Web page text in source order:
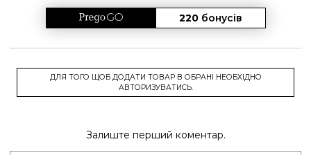
220 бонусів
ДЛЯ ТОГО ЩОБ ДОДАТИ ТОВАР В ОБРАНІ НЕОБХІДНО
АВТОРИЗУВАТИСЬ.
Залиште перший коментар.